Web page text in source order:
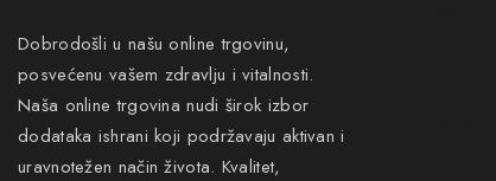
Dobrodošli u našu online trgovinu,
posvećenu vašem zdravlju i vitalnosti.
Naša online trgovina nudi širok izbor
dodataka ishrani koji podržavaju aktivan i
uravnotežen način života. Kvalitet,